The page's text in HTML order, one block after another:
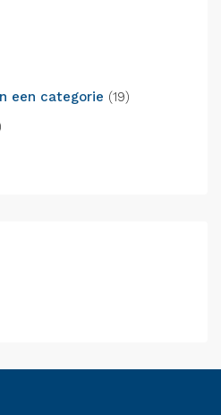
een categorie (19)